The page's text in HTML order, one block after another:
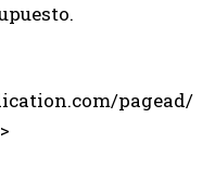
pagead/